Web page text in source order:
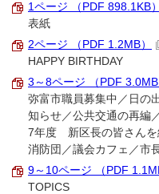
1ページ （PDF 898.1KB）
表紙
2ページ （PDF 1.2MB）
HAPPY BIRTHDAY
3～8ページ （PDF 3.0MB
弥富市職員募集中／日の
知らせ／公共交通の再編
7年度 新区長の皆さんを
消防団／議会カフェ／市
9～10ページ （PDF
TOPICS